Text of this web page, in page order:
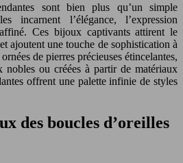
sont bien plus qu’un simple
incarnent l’élégance, l’expression
Ces bijoux captivants attirent le
ajoutent une touche de sophistication à
de pierres précieuses étincelantes,
nobles ou créées à partir de matériaux
offrent une palette infinie de styles
des boucles d’oreilles